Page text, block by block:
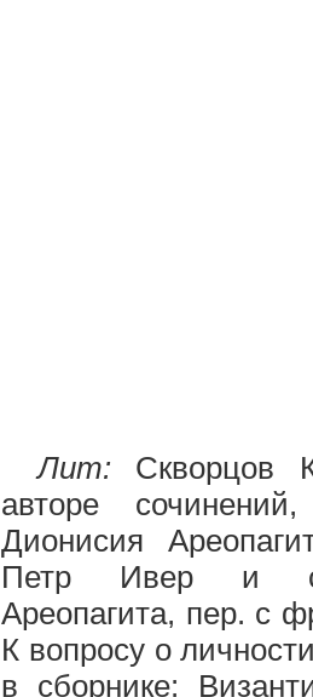
Лит: Скворцов
авторе
Дионисия
Петр Ивер и
Ареопагита, пер. с
К вопросу о
в сборнике: